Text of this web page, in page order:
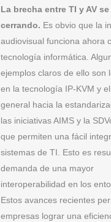
La brecha entre TI y AV
cerrando. Es obvio que la
audiovisual funciona ahora
tecnología informática.
ejemplos claros de ello son
en la tecnología IP-KVM y
general hacia la
las iniciativas AIMS y la
que permiten una fácil
sistemas de TI. Esto es
demanda de una mayor
interoperabilidad en los
Estos avances recientes
empresas lograr una